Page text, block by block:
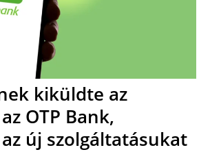
kiküldte az
OTP Bank,
új szolgáltatásukat